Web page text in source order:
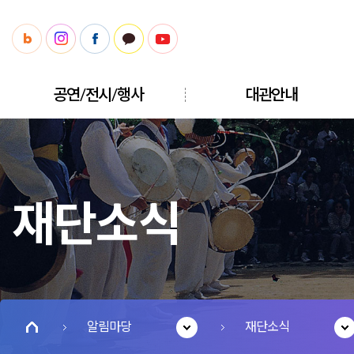
공연/전시/행사 대관안내
재단소식
알림마당 재단소식